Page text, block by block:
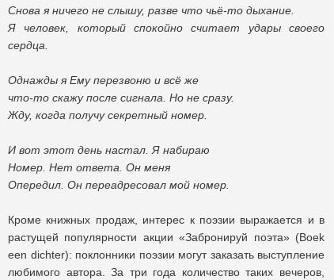
Снова я ничего не слышу, разве что чьё-то дыхание.
Я человек, который спокойно считает удары своего
сердца.
Однажды я Ему перезвоню и всё же
что-то скажу после сигнала. Но не сразу.
Жду, когда получу секретный номер.
И вот этот день настал. Я набираю
Номер. Нет ответа. Он меня
Опередил. Он переадресовал мой номер.
Кроме книжных продаж, интерес к поэзии выражается и в
растущей популярности акции «Забронируй поэта» (Boek
een dichter): поклонники поэзии могут заказать выступление
любимого автора. За три года количество таких вечеров,